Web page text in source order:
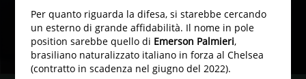
Per quanto riguarda la difesa, si starebbe cercando
un esterno di grande affidabilità. Il nome in pole
position sarebbe quello di Emerson Palmieri,
brasiliano naturalizzato italiano in forza al Chelsea
(contratto in scadenza nel giugno del 2022).